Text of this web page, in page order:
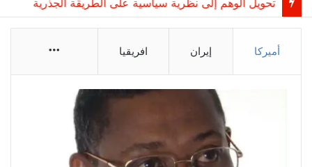
تحويل الوهم إلى نظرية سياسية على الطريقة الجذرية
أميركا إيران افريقيا